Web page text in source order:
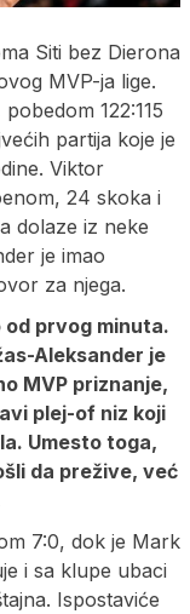
Siti bez Dierona
MVP-ja lige.
122:115
partija koje je
Viktor
24 skoka i
dolaze iz neke
je imao
za njega.
prvog minuta.
Aleksander je
MVP priznanje,
plej-of niz koji
Umesto toga,
da prežive, već
7:0, dok je Mark
i sa klupe ubaci
Ispostaviće